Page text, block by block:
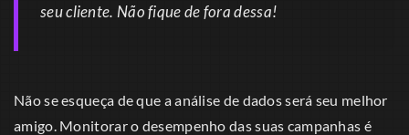
seu cliente. Não fique de fora dessa!
Não se esqueça de que a análise de dados será seu melhor
amigo. Monitorar o desempenho das suas campanhas é